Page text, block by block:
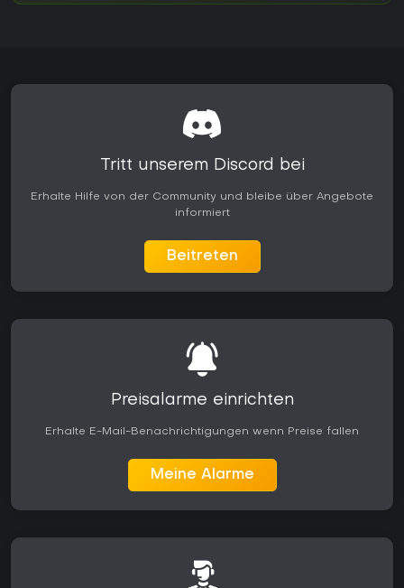
Tritt unserem Discord bei
Erhalte Hilfe von der Community und bleibe über Angebote
informiert
Beitreten
Preisalarme einrichten
Erhalte E-Mail-Benachrichtigungen wenn Preise fallen
Meine Alarme